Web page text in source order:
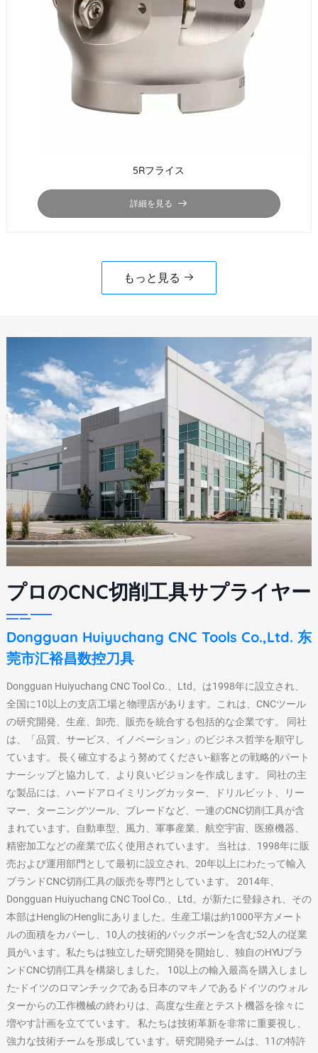
5Rフライス
詳細を見る
もっと見る
プロのCNC切削工具サプライヤー
Dongguan Huiyuchang CNC Tools Co.,Ltd. 东
莞市汇裕昌数控刀具
Dongguan Huiyuchang CNC Tool Co.、Ltd。は1998年に設立され、
全国に10以上の支店工場と物理店があります。これは、CNCツール
の研究開発、生産、卸売、販売を統合する包括的な企業です。 同社
は、「品質、サービス、イノベーション」のビジネス哲学を順守し
ています。 長く確立するよう努めてください-顧客との戦略的パート
ナーシップと協力して、より良いビジョンを作成します。 同社の主
な製品には、ハードアロイミリングカッター、ドリルビット、リー
マー、ターニングツール、ブレードなど、一連のCNC切削工具が含
まれています。自動車型、風力、軍事産業、航空宇宙、医療機器、
精密加工などの産業で広く使用されています。 当社は、1998年に販
売および運用部門として最初に設立され、20年以上にわたって輸入
ブランドCNC切削工具の販売を専門としています。 2014年、
Dongguan Huiyuchang CNC Tool Co.、Ltd。が新たに登録され、その
本部はHengliのHengliにありました。生産工場は約1000平方メート
ルの面積をカバーし、10人の技術的バックボーンを含む52人の従業
員がいます。私たちは独立した研究開発を開始し、独自のHYUブラ
ンドCNC切削工具を構築しました。 10以上の輸入最高を購入しまし
た-ドイツのロマンチックである日本のマキノであるドイツのウォル
ターからの工作機械の終わりは、高度な生産とテスト機器を徐々に
増やす計画を立てています。 私たちは技術革新を非常に重要視し、
強力な技術チームを形成しています。研究開発チームは、11の特許